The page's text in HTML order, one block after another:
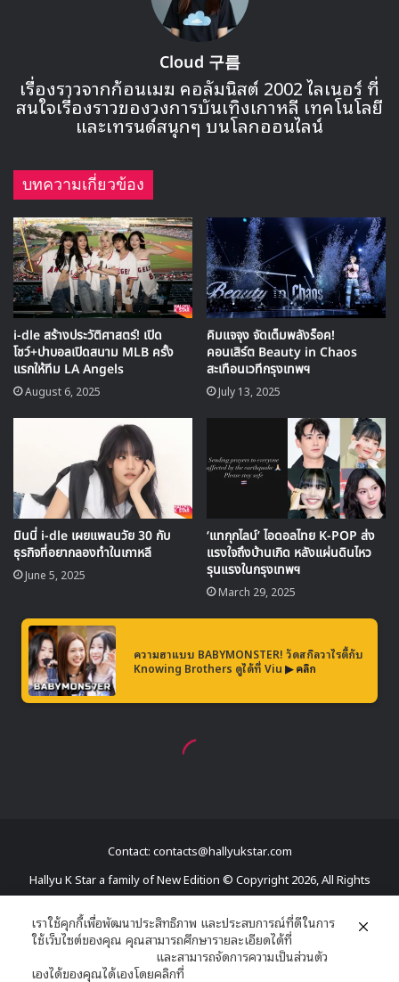
Contact: contacts@hallyukstar.com
Hallyu K Star a family of New Edition © Copyright 2026, All Rights
Facebook
X YouTube
RSS
Dailymotion
เราใช้คุกกี้เพื่อพัฒนาประสิทธิภาพ และประสบการณ์ที่ดีในการ
ใช้เว็บไซต์ของคุณ คุณสามารถศึกษารายละเอียดได้ที่
และสามารถจัดการความเป็นส่วนตัว
เองได้ของคุณได้เองโดยคลิกที่